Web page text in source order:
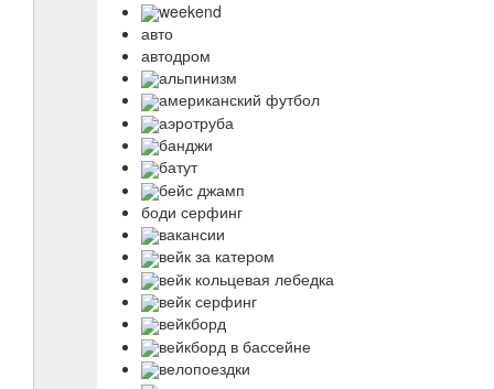
weekend
авто
автодром
альпинизм
американский футбол
аэротруба
банджи
батут
бейс джамп
боди серфинг
вакансии
вейк за катером
вейк кольцевая лебедка
вейк серфинг
вейкборд
вейкборд в бассейне
велопоездки